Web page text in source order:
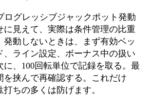
ログレッシブジャックポット発動
に見えて、実際は条件管理の比重
発動しないときは、まず有効ベッ
、ライン設定、ボーナス中の扱い
に、100回転単位で記録を取る。最
を挟んで再確認する。これだけ
ちの多くは防げます。